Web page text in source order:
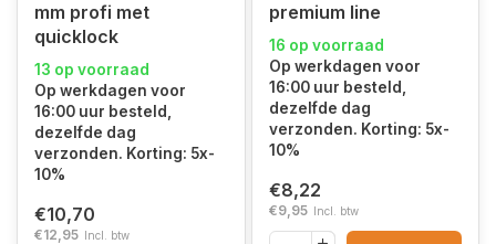
mm profi met
quicklock
13 op voorraad
Op werkdagen voor
16:00 uur besteld,
dezelfde dag
verzonden. Korting: 5x-
10%
€10,70
€12,95 Incl. btw
premium line
16 op voorraad
Op werkdagen voor
16:00 uur besteld,
dezelfde dag
verzonden. Korting: 5x-
10%
€8,22
€9,95 Incl. btw